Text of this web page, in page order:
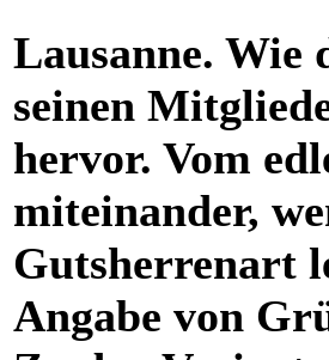
Lausanne.
seinen
hervor. Vom
miteinander,
Gutsherrenart
Angabe von